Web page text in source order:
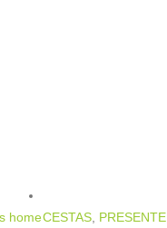
homeCESTAS PRESENTE